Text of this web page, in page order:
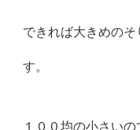
できれば大きめの
す。
１００均の小さい